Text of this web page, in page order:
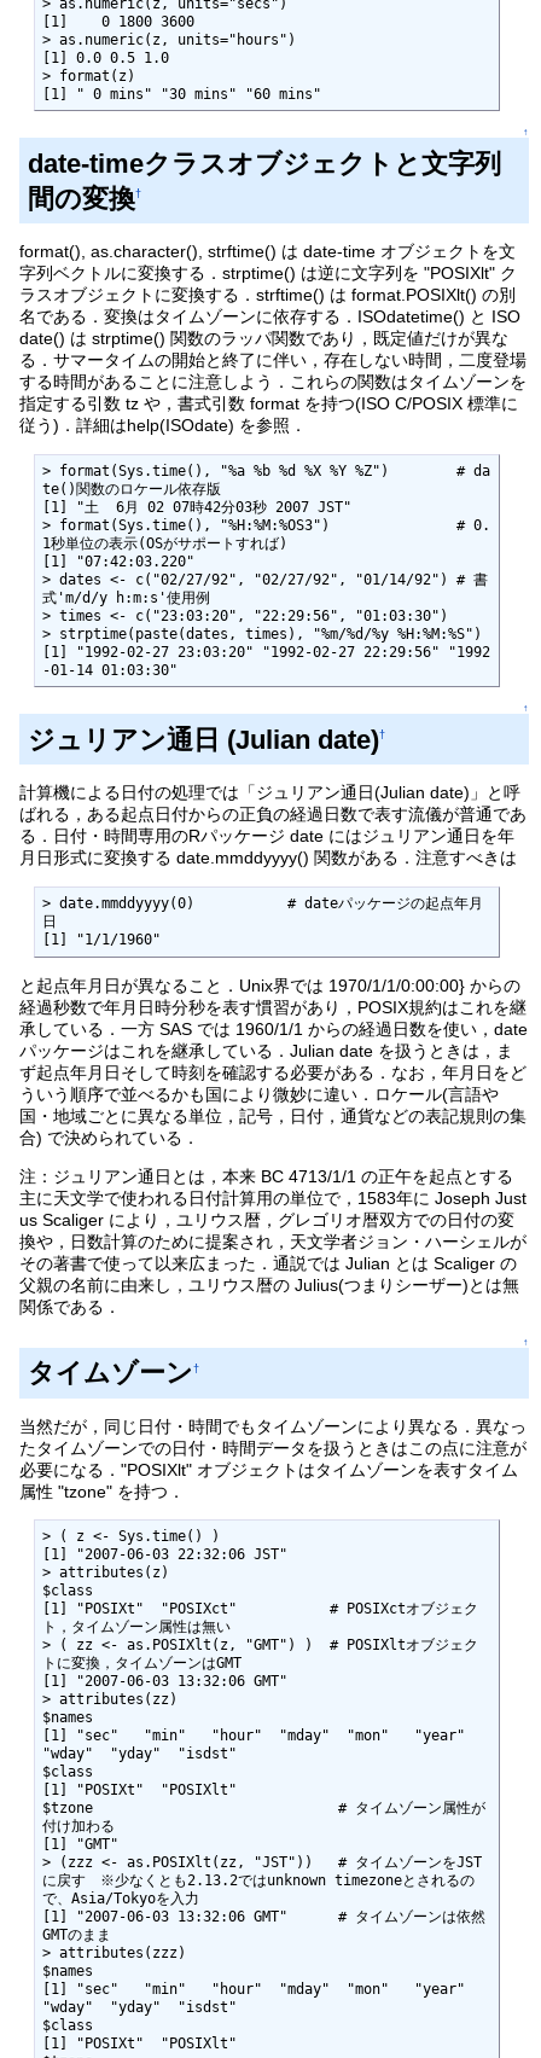
[1]    0 1800 3600
> as.numeric(z, units="hours")
[1] 0.0 0.5 1.0
> format(z)
[1] " 0 mins" "30 mins" "60 mins"
↑
date-timeクラスオブジェクトと文字列
間の変換†
format(), as.character(), strftime() は date-time オブジェクトを文
字列ベクトルに変換する．strptime() は逆に文字列を "POSIXlt" ク
ラスオブジェクトに変換する．strftime() は format.POSIXlt() の別
名である．変換はタイムゾーンに依存する．ISOdatetime() と ISO
date() は strptime() 関数のラッパ関数であり，既定値だけが異な
る．サマータイムの開始と終了に伴い，存在しない時間，二度登場
する時間があることに注意しよう．これらの関数はタイムゾーンを
指定する引数 tz や，書式引数 format を持つ(ISO C/POSIX 標準に
従う)．詳細はhelp(ISOdate) を参照．
> format(Sys.time(), "%a %b %d %X %Y %Z")        # da
te()関数のロケール依存版
[1] "土  6月 02 07時42分03秒 2007 JST"
> format(Sys.time(), "%H:%M:%OS3")               # 0.
1秒単位の表示(OSがサポートすれば)
[1] "07:42:03.220"
> dates <- c("02/27/92", "02/27/92", "01/14/92") # 書
式'm/d/y h:m:s'使用例
> times <- c("23:03:20", "22:29:56", "01:03:30")
> strptime(paste(dates, times), "%m/%d/%y %H:%M:%S")
[1] "1992-02-27 23:03:20" "1992-02-27 22:29:56" "1992
-01-14 01:03:30"
↑
ジュリアン通日 (Julian date)†
計算機による日付の処理では「ジュリアン通日(Julian date)」と呼
ばれる，ある起点日付からの正負の経過日数で表す流儀が普通であ
る．日付・時間専用のRパッケージ date にはジュリアン通日を年
月日形式に変換する date.mmddyyyy() 関数がある．注意すべきは
> date.mmddyyyy(0)           # dateパッケージの起点年月
日
[1] "1/1/1960"
と起点年月日が異なること．Unix界では 1970/1/1/0:00:00} からの
経過秒数で年月日時分秒を表す慣習があり，POSIX規約はこれを継
承している．一方 SAS では 1960/1/1 からの経過日数を使い，date
パッケージはこれを継承している．Julian date を扱うときは，ま
ず起点年月日そして時刻を確認する必要がある．なお，年月日をど
ういう順序で並べるかも国により微妙に違い．ロケール(言語や
国・地域ごとに異なる単位，記号，日付，通貨などの表記規則の集
合) で決められている．
注：ジュリアン通日とは，本来 BC 4713/1/1 の正午を起点とする
主に天文学で使われる日付計算用の単位で，1583年に Joseph Just
us Scaliger により，ユリウス暦，グレゴリオ暦双方での日付の変
換や，日数計算のために提案され，天文学者ジョン・ハーシェルが
その著書で使って以来広まった．通説では Julian とは Scaliger の
父親の名前に由来し，ユリウス暦の Julius(つまりシーザー)とは無
関係である．
↑
タイムゾーン †
当然だが，同じ日付・時間でもタイムゾーンにより異なる．異なっ
たタイムゾーンでの日付・時間データを扱うときはこの点に注意が
必要になる．"POSIXlt" オブジェクトはタイムゾーンを表すタイム
属性 "tzone" を持つ．
> ( z <- Sys.time() )
[1] "2007-06-03 22:32:06 JST"
> attributes(z)
$class
[1] "POSIXt"  "POSIXct"           # POSIXctオブジェク
ト，タイムゾーン属性は無い
> ( zz <- as.POSIXlt(z, "GMT") )  # POSIXltオブジェク
トに変換，タイムゾーンはGMT
[1] "2007-06-03 13:32:06 GMT"
> attributes(zz)
$names
[1] "sec"   "min"   "hour"  "mday"  "mon"   "year"
"wday"  "yday"  "isdst"
$class
[1] "POSIXt"  "POSIXlt"
$tzone                             # タイムゾーン属性が
付け加わる
[1] "GMT"
> (zzz <- as.POSIXlt(zz, "JST"))   # タイムゾーンをJST
に戻す　※少なくとも2.13.2ではunknown timezoneとされるの
で、Asia/Tokyoを入力
[1] "2007-06-03 13:32:06 GMT"      # タイムゾーンは依然
GMTのまま
> attributes(zzz)
$names
[1] "sec"   "min"   "hour"  "mday"  "mon"   "year"
"wday"  "yday"  "isdst"
$class
[1] "POSIXt"  "POSIXlt"